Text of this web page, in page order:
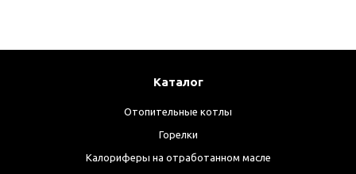
Каталог
Отопительные котлы
Горелки
Калориферы на отработанном масле